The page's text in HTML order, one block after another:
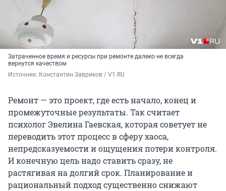
Затраченное время и ресурсы при ремонте далеко не всегда
вернутся качеством
Источник: Константин Завриков / V1.RU
Ремонт — это проект, где есть начало, конец и
промежуточные результаты. Так считает
психолог Эвелина Гаевская, которая советует не
переводить этот процесс в сферу хаоса,
непредсказуемости и ощущения потери контроля.
И конечную цель надо ставить сразу, не
растягивая на долгий срок. Планирование и
рациональный подход существенно снижают